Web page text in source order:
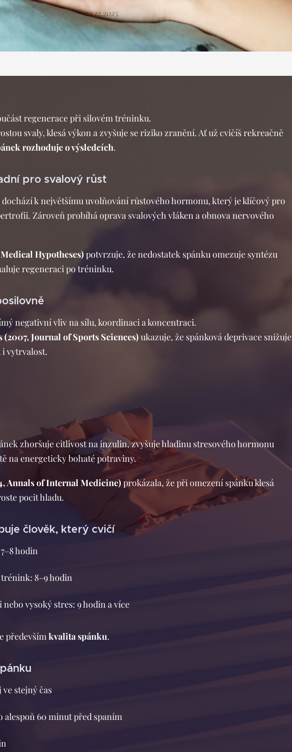
22.12.2025
regenerace při silovém tréninku.
svaly, klesá výkon a zvyšuje se riziko zranění. Ať už cvičíš rekreačně
rozhoduje o výsledcích.
pro svalový růst
k největšímu uvolňování růstového hormonu, který je klíčový pro
Zároveň probíhá oprava svalových vláken a obnova nervového
Hypotheses) potvrzuje, že nedostatek spánku omezuje syntézu
regeneraci po tréninku.
negativní vliv na sílu, koordinaci a koncentraci.
Journal of Sports Sciences) ukazuje, že spánková deprivace snižuje
vytrvalost.
zhoršuje citlivost na inzulin, zvyšuje hladinu stresového hormonu
na energeticky bohaté potraviny.
Annals of Internal Medicine)prokázala, že při omezení spánku klesá
pocit hladu.
člověk, který cvičí
hodin
8–9 hodin
vysoký stres: 9 hodin a více
předevšímkvalita spánku.
ve stejný čas
alespoň 60 minut před spaním